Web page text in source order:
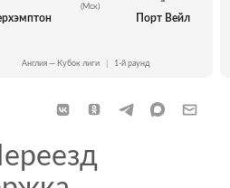
(Мск)
Порт Вейл
Англия — Кубок лиги 1-й раунд